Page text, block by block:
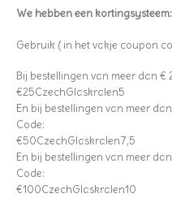
We hebben een kortingsysteem:
Gebruik ( in het vakje coupon
Bij bestellingen van meer dan €
€25CzechGlaskralen5
En bij bestellingen van meer
Code:
€50CzechGlaskralen7,5
En bij bestellingen van meer
Code:
€100CzechGlaskralen10